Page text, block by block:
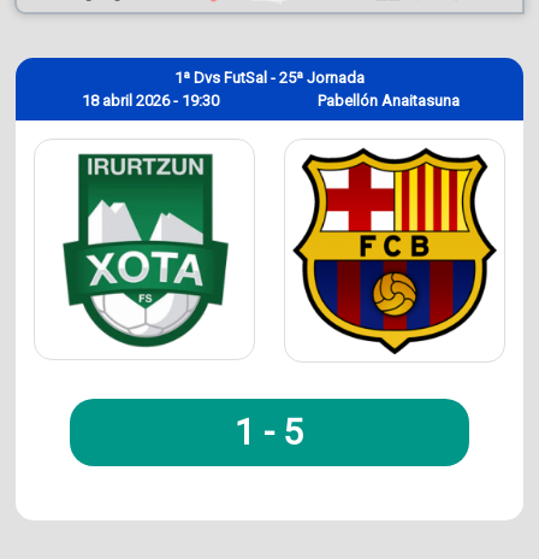
18 abril 2026 - 19:30
1ª Dvs FutSal - 25ª Jornada
Pabellón Anaitasuna
1 - 5